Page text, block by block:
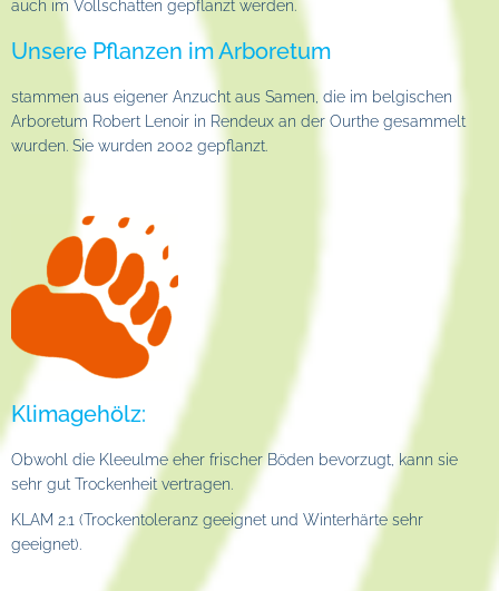
auch im Vollschatten gepflanzt werden.
Unsere Pflanzen im Arboretum
stammen aus eigener Anzucht aus Samen, die im belgischen
Arboretum Robert Lenoir in Rendeux an der Ourthe gesammelt
wurden. Sie wurden 2002 gepflanzt.
Klimagehölz:
Obwohl die Kleeulme eher frischer Böden bevorzugt, kann sie
sehr gut Trockenheit vertragen.
KLAM 2.1 (Trockentoleranz geeignet und Winterhärte sehr
geeignet).